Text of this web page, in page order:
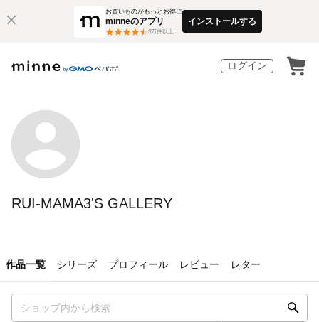
お買いものがもっとお得に
minneのアプリ
3万件以上
インストールする
ログイン
RUI-MAMA3'S GALLERY
作品一覧 シリーズ プロフィール レビュー レター